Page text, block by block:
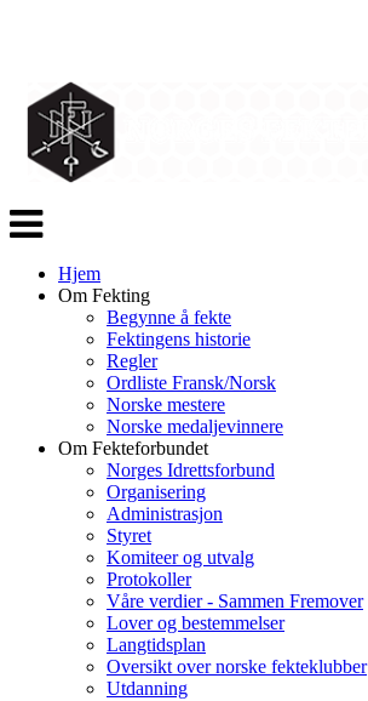
Veksle
navigasjon
Hjem
Om Fekting
Begynne å fekte
Fektingens historie
Regler
Ordliste Fransk/Norsk
Norske mestere
Norske medaljevinnere
Om Fekteforbundet
Norges Idrettsforbund
Organisering
Administrasjon
Styret
Komiteer og utvalg
Protokoller
Våre verdier - Sammen Fremover
Lover og bestemmelser
Langtidsplan
Oversikt over norske fekteklubber
Utdanning